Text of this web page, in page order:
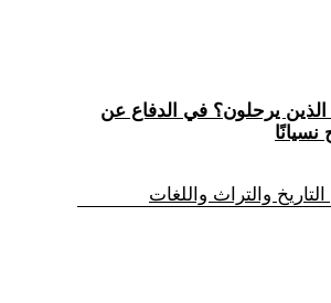
الذين يرحلون؟ في الدفاع عن
نسيانًا
والتراث واللغات